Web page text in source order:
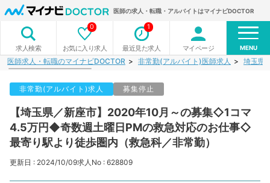
医師の求人・転職・アルバイトはマイナビDOCTOR
求人検索 お気に入り求人
0
最近見た求人
1
マイページ MENU
医師求人・転職のマイナビDOCTOR 非常勤(アルバイト)医師求人 埼玉県
非常勤(アルバイト)求人 募集停止
【埼玉県／新座市】2020年10月～の募集◇1コマ
4.5万円◆奇数週土曜日PMの救急対応のお仕事◇
最寄り駅より徒歩圏内（救急科／非常勤）
更新日 : 2024/10/09求人No : 628809